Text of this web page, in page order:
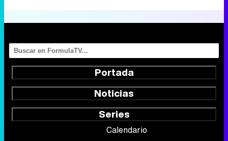
Portada
Noticias
Series
Calendario